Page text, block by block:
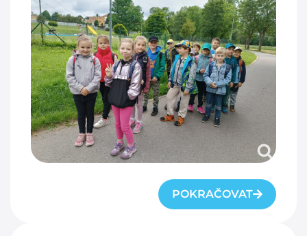
POKRAČOVAT